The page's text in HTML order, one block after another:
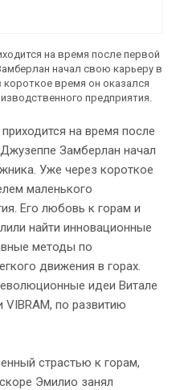
на время после первой
начал свою карьеру в
время он оказался
предприятия.
на время после
Замберлан начал
Уже через короткое
маленького
Его любовь к горам и
найти инновационные
методы по
движения в горах.
идеи Витале
VIBRAM, по развитию
страстью к горам,
Эмилио занял